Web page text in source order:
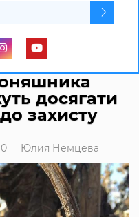
досягати
захисту
0 Юлия Немцева